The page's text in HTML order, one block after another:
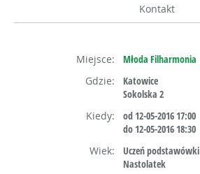
Kontakt
Miejsce:
Młoda Filharmonia
Gdzie:
Katowice
Sokolska 2
Kiedy:
od 12-05-2016 17:00
do 12-05-2016 18:30
Wiek:
Uczeń podstawówki
Nastolatek